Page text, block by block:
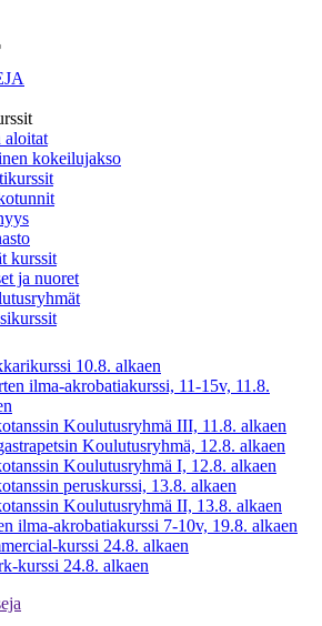
aloitat
kokeilujakso
kurssit
ja nuoret
10.8. alkaen
ilma-akrobatiakurssi, 11-15v, 11.8.
Koulutusryhmä III, 11.8. alkaen
Koulutusryhmä, 12.8. alkaen
Koulutusryhmä I, 12.8. alkaen
peruskurssi, 13.8. alkaen
Koulutusryhmä II, 13.8. alkaen
ilma-akrobatiakurssi 7-10v, 19.8. alkaen
kurssi 24.8. alkaen
kurssi 24.8. alkaen